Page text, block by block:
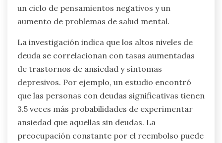
un ciclo de pensamientos negativos y un
aumento de problemas de salud mental.
La investigación indica que los altos niveles de
deuda se correlacionan con tasas aumentadas
de trastornos de ansiedad y síntomas
depresivos. Por ejemplo, un estudio encontró
que las personas con deudas significativas tienen
3.5 veces más probabilidades de experimentar
ansiedad que aquellas sin deudas. La
preocupación constante por el reembolso puede